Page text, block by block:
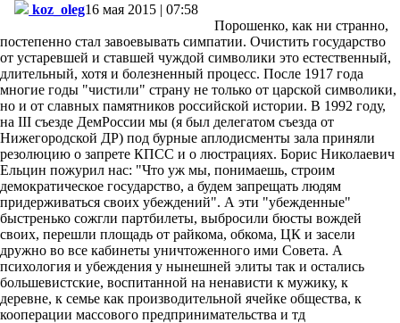
koz_oleg16 мая 2015 | 07:58
Порошенко, как ни странно,
постепенно стал завоевывать симпатии. Очистить государство
от устаревшей и ставшей чуждой символики это естественный,
длительный, хотя и болезненный процесс. После 1917 года
многие годы "чистили" страну не только от царской символики,
но и от славных памятников российской истории. В 1992 году,
на III съезде ДемРоссии мы (я был делегатом съезда от
Нижегородской ДР) под бурные аплодисменты зала приняли
резолюцию о запрете КПСС и о люстрациях. Борис Николаевич
Ельцин пожурил нас: "Что уж мы, понимаешь, строим
демократическое государство, а будем запрещать людям
придерживаться своих убеждений". А эти "убежденные"
быстренько сожгли партбилеты, выбросили бюсты вождей
своих, перешли площадь от райкома, обкома, ЦК и засели
дружно во все кабинеты уничтоженного ими Совета. А
психология и убеждения у нынешней элиты так и остались
большевистские, воспитанной на ненависти к мужику, к
деревне, к семье как производительной ячейке общества, к
кооперации массового предпринимательства и тд